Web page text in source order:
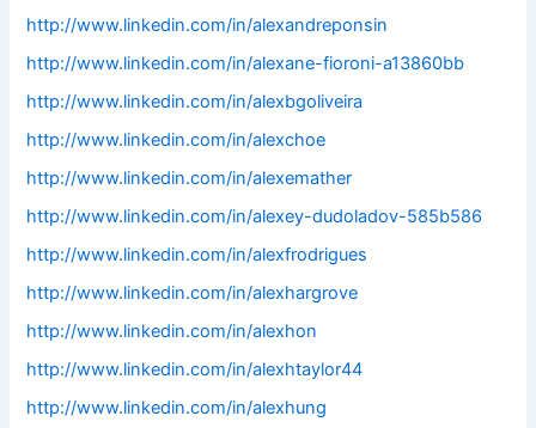
http://www.linkedin.com/in/alexandreponsin
http://www.linkedin.com/in/alexane-fioroni-a13860bb
http://www.linkedin.com/in/alexbgoliveira
http://www.linkedin.com/in/alexchoe
http://www.linkedin.com/in/alexemather
http://www.linkedin.com/in/alexey-dudoladov-585b586
http://www.linkedin.com/in/alexfrodrigues
http://www.linkedin.com/in/alexhargrove
http://www.linkedin.com/in/alexhon
http://www.linkedin.com/in/alexhtaylor44
http://www.linkedin.com/in/alexhung